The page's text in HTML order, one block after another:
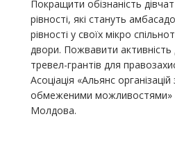
Покращити обізнаність
рівності, які стануть
рівності у своїх мікро
двори. Пожвавити активність
тревел-грантів для
Асоціація «Альянс
обмеженими можливостями»
Молдова.